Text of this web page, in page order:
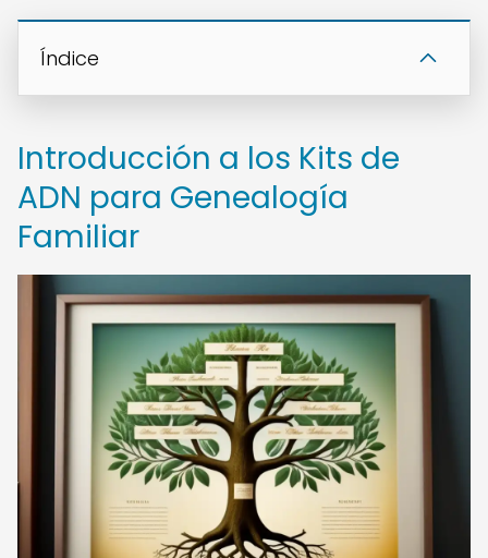
Índice
Introducción a los Kits de
ADN para Genealogía
Familiar